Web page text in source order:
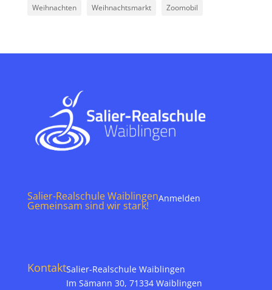
Weihnachten
Weihnachtsmarkt Zoomobil
Salier-Realschule Waiblingen
Gemeinsam sind wir stark!
Anmelden
KontaktSalier-Realschule Waiblingen
Im Sämann 30, 71334 Waiblingen